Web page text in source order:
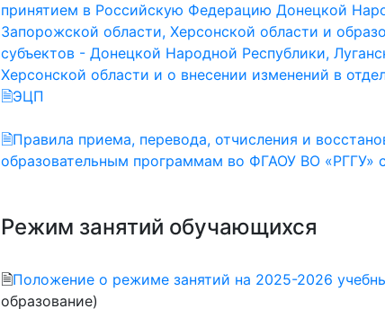
принятием в Российскую Федерацию Донецкой
Запорожской области, Херсонской области и
субъектов - Донецкой Народной Республики,
Херсонской области и о внесении изменений в
🗎ЭЦП
🗎Правила приема, перевода, отчисления и
образовательным программам во ФГАОУ ВО «РГГУ»
Режим занятий обучающихся
🗎Положение о режиме занятий на 2025-2026
образование)